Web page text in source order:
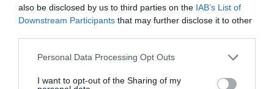
also be disclosed by us to third parties on the IAB’s List of
Downstream Participants that may further disclose it to other
Personal Data Processing Opt Outs
I want to opt-out of the Sharing of my